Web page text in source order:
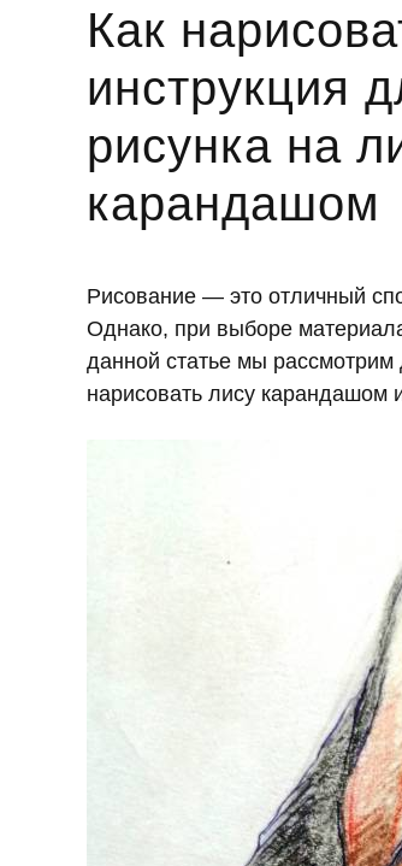
Как
инструкция
рисунка на
карандашом
Рисование — это отличный
Однако, при выборе
данной статье мы
нарисовать лису карандашом